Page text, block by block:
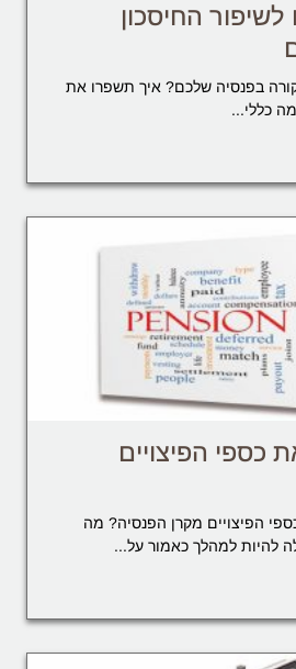
החיסכון
בפנסיה שלכם? איך תשפרו את
כללי...
כספי הפיצויים
הפיצויים מקרן הפנסיה? מה
להיות למהלך כאמור על...